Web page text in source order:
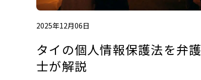
2025年12月06日
タイの個人情報保護法を弁護
士が解説